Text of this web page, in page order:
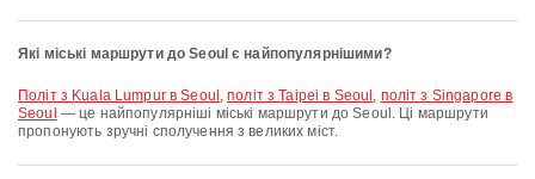
Які міські маршрути до Seoul є найпопулярнішими?
політ з Kuala Lumpur в Seoul ,політ з Taipei в Seoul , політ з Singapore в
Seoul — це найпопулярніші міські маршрути до Seoul. Ці маршрути
пропонують зручні сполучення з великих міст.